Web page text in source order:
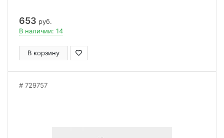
653 руб.
В наличии: 14
В корзину
729757